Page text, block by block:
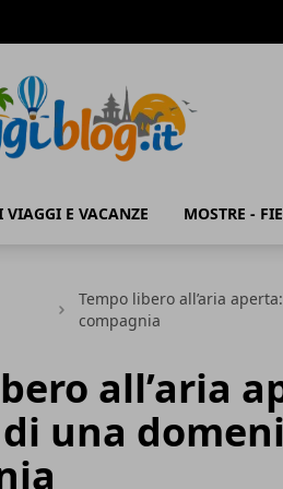
VIAGGI E VACANZE MOSTRE -
Tempo libero all’aria
compagnia
all’aria
una